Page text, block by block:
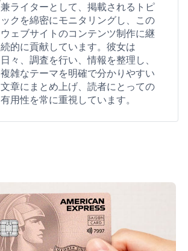
兼ライターとして、掲載されるトピ
ックを綿密にモニタリングし、この
ウェブサイトのコンテンツ制作に継
続的に貢献しています。彼女は
日々、調査を行い、情報を整理し、
複雑なテーマを明確で分かりやすい
文章にまとめ上げ、読者にとっての
有用性を常に重視しています。